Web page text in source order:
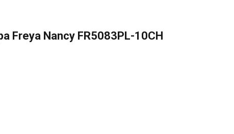
Freya Nancy FR5083PL-10CH